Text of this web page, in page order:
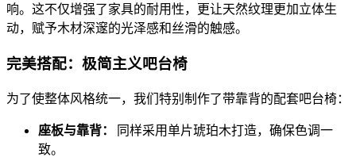
响。这不仅增强了家具的耐用性，更让天然纹理更加立体生
动，赋予木材深邃的光泽感和丝滑的触感。
完美搭配：极简主义吧台椅
为了使整体风格统一，我们特别制作了带靠背的配套吧台椅：
座板与靠背：
同样采用单片琥珀木打造，确保色调一
致。